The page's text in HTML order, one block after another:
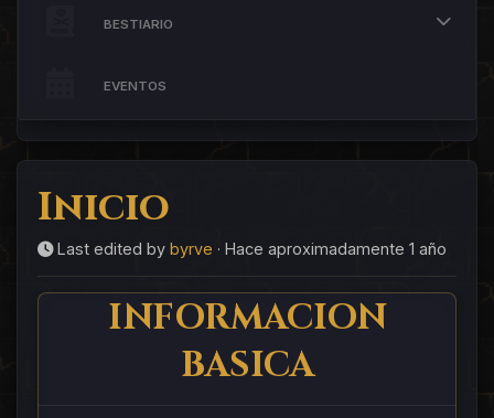
BESTIARIO
EVENTOS
Inicio
Last edited by byrve · Hace aproximadamente 1 año
INFORMACION
BASICA